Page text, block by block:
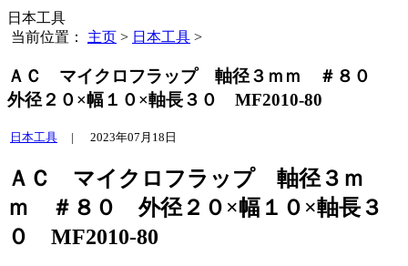
日本工具
当前位置： 主页 > 日本工具 >
ＡＣ マイクロフラップ 軸径３ｍｍ ＃８０
外径２０×幅１０×軸長３０ MF2010-80
日本工具 | 2023年07月18日
ＡＣ マイクロフラップ 軸径３ｍ
ｍ ＃８０ 外径２０×幅１０×軸長３
０ MF2010-80